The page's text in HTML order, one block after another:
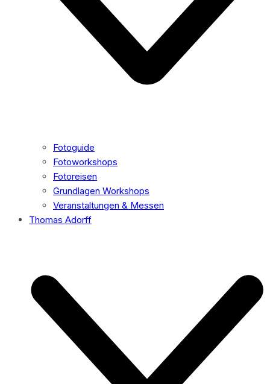
Fotoguide
Fotoworkshops
Fotoreisen
Grundlagen Workshops
Veranstaltungen & Messen
Thomas Adorff